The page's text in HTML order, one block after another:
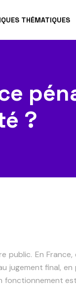
THÉMATIQUES
?
En
jugement final,